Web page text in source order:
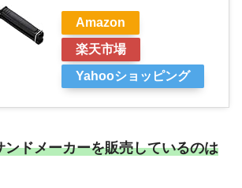
Amazon
楽天市場
Yahooショッピング
ンドメーカーを販売しているのは